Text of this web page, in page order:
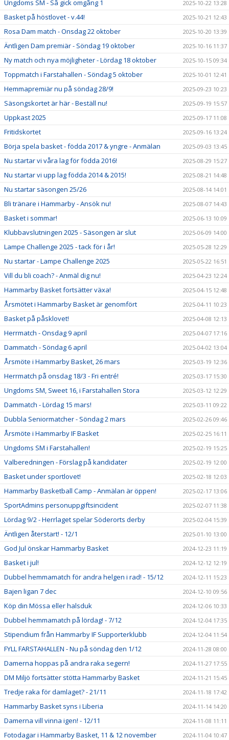
Ungdoms SM - Så gick omgång 1 2025-10-22 13:28
Basket på höstlovet - v.44! 2025-10-21 12:43
Rosa Dam match - Onsdag 22 oktober 2025-10-20 13:39
Äntligen Dam premiär - Söndag 19 oktober 2025-10-16 11:37
Ny match och nya möjligheter - Lördag 18 oktober 2025-10-15 09:34
Toppmatch i Farstahallen - Söndag 5 oktober 2025-10-01 12:41
Hemmapremiär nu på söndag 28/9! 2025-09-23 10:23
Säsongskortet är här - Beställ nu! 2025-09-19 15:57
Uppkast 2025 2025-09-17 11:08
Fritidskortet 2025-09-16 13:24
Börja spela basket - födda 2017 & yngre - Anmälan 2025-09-03 13:45
Nu startar vi våra lag för födda 2016! 2025-08-29 15:27
Nu startar vi upp lag födda 2014 & 2015! 2025-08-21 14:48
Nu startar säsongen 25/26 2025-08-14 14:01
Bli tränare i Hammarby - Ansök nu! 2025-08-07 14:43
Basket i sommar! 2025-06-13 10:09
Klubbavslutningen 2025 - Säsongen är slut 2025-06-09 14:00
Lampe Challenge 2025 - tack för i år! 2025-05-28 12:29
Nu startar - Lampe Challenge 2025 2025-05-22 16:51
Vill du bli coach? - Anmäl dig nu! 2025-04-23 12:24
Hammarby Basket fortsätter växa! 2025-04-15 12:48
Årsmötet i Hammarby Basket är genomfört 2025-04-11 10:23
Basket på påsklovet! 2025-04-08 12:13
Herrmatch - Onsdag 9 april 2025-04-07 17:16
Dammatch - Söndag 6 april 2025-04-02 13:04
Årsmöte i Hammarby Basket, 26 mars 2025-03-19 12:36
Herrmatch på onsdag 18/3 - Fri entré! 2025-03-17 15:30
Ungdoms SM, Sweet 16, i Farstahallen Stora 2025-03-12 12:29
Dammatch - Lördag 15 mars! 2025-03-11 09:22
Dubbla Seniormatcher - Söndag 2 mars 2025-02-26 09:46
Årsmöte i Hammarby IF Basket 2025-02-25 16:11
Ungdoms SM i Farstahallen! 2025-02-19 15:25
Valberedningen - Förslag på kandidater 2025-02-19 12:00
Basket under sportlovet! 2025-02-18 12:03
Hammarby Basketball Camp - Anmälan är öppen! 2025-02-17 13:06
SportAdmins personuppgiftsincident 2025-02-07 11:38
Lördag 9/2 - Herrlaget spelar Söderorts derby 2025-02-04 15:39
Äntligen återstart! - 12/1 2025-01-10 13:00
God Jul önskar Hammarby Basket 2024-12-23 11:19
Basket i jul! 2024-12-12 12:19
Dubbel hemmamatch för andra helgen i rad! - 15/12 2024-12-11 15:23
Bajen ligan 7 dec 2024-12-10 09:56
Köp din Mössa eller halsduk 2024-12-06 10:33
Dubbel hemmamatch på lördag! - 7/12 2024-12-04 17:35
Stipendium från Hammarby IF Supporterklubb 2024-12-04 11:54
FYLL FARSTAHALLEN - Nu på söndag den 1/12 2024-11-28 08:00
Damerna hoppas på andra raka segern! 2024-11-27 17:55
DM Miljö fortsätter stötta Hammarby Basket 2024-11-21 15:45
Tredje raka för damlaget? - 21/11 2024-11-18 17:42
Hammarby Basket syns i Liberia 2024-11-14 14:20
Damerna vill vinna igen! - 12/11 2024-11-08 11:11
Fotodagar i Hammarby Basket, 11 & 12 november 2024-11-04 10:47